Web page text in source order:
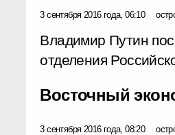
3 сентября 2016 года, 06:10
Владимир Путин
отделения
Восточный
3 сентября 2016 года, 08:20